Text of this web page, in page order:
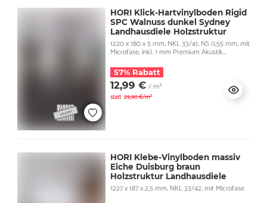
HORI Klick-Hartvinylboden Rigid
SPC Walnuss dunkel Sydney
Landhausdiele Holzstruktur
1220 x 180 x 5 mm, NKL 33/41, NS 0,55 mm, mit
Microfase, inkl. 1 mm Premium Akustik
57% Rabatt
12,99 € / m²
statt 29,90 €/m²
HORI Klebe-Vinylboden massiv
Eiche Duisburg braun
Holzstruktur Landhausdiele
1227 x 187 x 2,5 mm, NKL 33/42, mit Microfase